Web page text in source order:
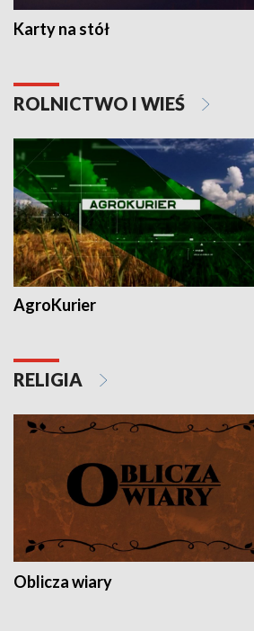
Karty na stół
ROLNICTWO I WIEŚ
AgroKurier
RELIGIA
Oblicza wiary